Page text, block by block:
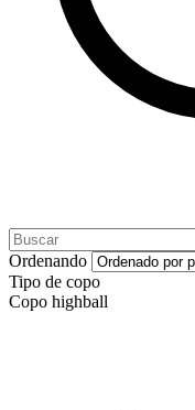
Ordenando
Tipo de copo
Copo highball